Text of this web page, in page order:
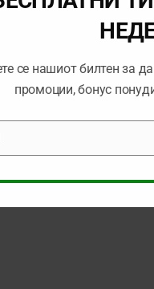
the next time I comment.
се нашиот билтен за
промоции, бонус